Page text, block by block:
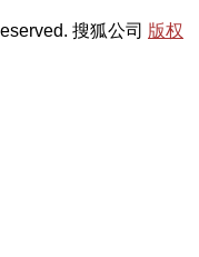
搜狐公司 版权